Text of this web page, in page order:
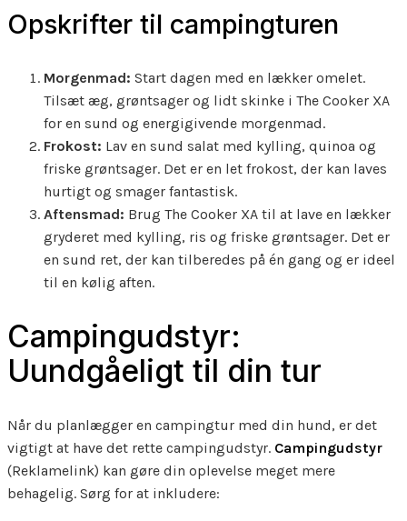
Opskrifter til campingturen
Morgenmad: Start dagen med en lækker omelet.
Tilsæt æg, grøntsager og lidt skinke i The Cooker XA
for en sund og energigivende morgenmad.
Frokost: Lav en sund salat med kylling, quinoa og
friske grøntsager. Det er en let frokost, der kan laves
hurtigt og smager fantastisk.
Aftensmad: Brug The Cooker XA til at lave en lækker
gryderet med kylling, ris og friske grøntsager. Det er
en sund ret, der kan tilberedes på én gang og er ideel
til en kølig aften.
Campingudstyr:
Uundgåeligt til din tur
Når du planlægger en campingtur med din hund, er det
vigtigt at have det rette campingudstyr. Campingudstyr
(Reklamelink) kan gøre din oplevelse meget mere
behagelig. Sørg for at inkludere: